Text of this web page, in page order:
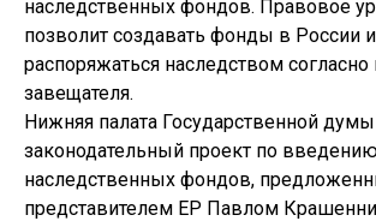
наследственных фондов. Правовое
позволит создавать фонды в России и
распоряжаться наследством согласно
завещателя.
Нижняя палата Государственной
законодательный проект по
наследственных фондов,
представителем ЕР Павлом